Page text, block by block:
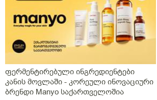
ფერმენტირებული ინგრედიენტები
კანის მოვლაში - კორეული ინოვაციური
ბრენდი Manyo საქართველოშია